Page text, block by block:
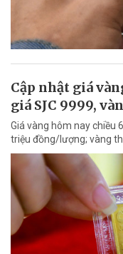
Cập nhật giá
giá SJC 9999,
Giá vàng hôm nay chiều
triệu đồng/lượng; vàng